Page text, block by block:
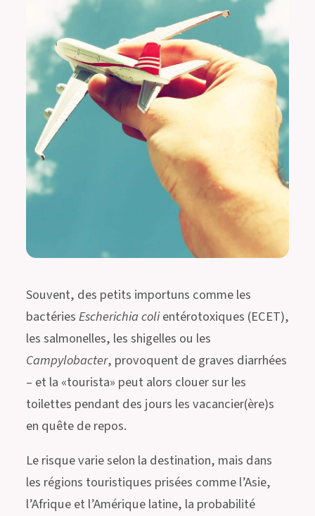
Souvent, des petits importuns comme les
bactériesEscherichia colientérotoxiques (ECET),
les salmonelles, les shigelles ou les
Campylobacter, provoquent de graves diarrhées
– et la «tourista» peut alors clouer sur les
toilettes pendant des jours les vacancier(ère)s
en quête de repos.
Le risque varie selon la destination, mais dans
les régions touristiques prisées comme l’Asie,
l’Afrique et l’Amérique latine, la probabilité